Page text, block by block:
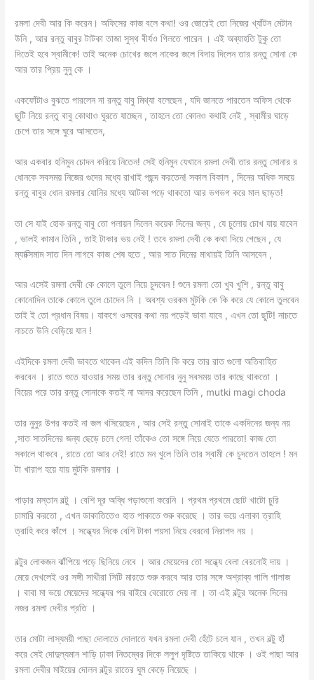
রমলা দেবী আর কি করেন। অফিসের কাজ বলে কথা! ওর জোরেই তো নিজের খ্যাঁটন মেটান
উনি , আর রন্তু বাবুর টাটকা তাজা সুস্থ বীর্যও গিলতে পারেন । এই অব্যাহতি টুকু তো
দিতেই হবে স্বামীকে! তাই অনেক চোখের জলে নাকের জলে বিদায় দিলেন তার রন্তু সোনা কে
আর তার প্রিয় নুনু কে ।
একফোঁটাও বুঝতে পারলেন না রন্তু বাবু মিথ্যা বলেছেন , যদি জানতে পারতেন অফিস থেকে
ছুটি নিয়ে রন্তু বাবু কোথাও ঘুরতে যাচ্ছেন , তাহলে তো কোনও কথাই নেই , স্বামীর ঘাড়ে
চেপে তার সঙ্গে ঘুরে আসতেন,
আর একবার হনিমুন চোদন করিয়ে নিতেন! সেই হনিমুন যেখানে রমলা দেবী তার রন্তু সোনার র
ধোনকে সবসময় নিজের গুদের মধ্যে রাখাই পছন্দ করতেন! সকাল বিকাল , দিনের অধিক সময়ে
রন্তু বাবুর ধোন রমলার যোনির মধ্যে আটকা পড়ে থাকতো আর ভগভগ করে মাল ছাড়ত!
তা সে যাই হোক রন্তু বাবু তো পলায়ন দিলেন কয়েক দিনের জন্য , যে চুলোয় চোখ যায় যাবেন
, ভালই কামান তিনি , তাই টাকার ভয় নেই ! তবে রমলা দেবী কে কথা দিয়ে গেছেন , যে
ম্যাক্সিমাম সাত দিন লাগবে কাজ শেষ হতে , আর সাত দিনের মাথায়ই তিনি আসবেন ,
আর এসেই রমলা দেবী কে কোলে তুলে নিয়ে চুদবেন ! শুনে রমলা তো খুব খুশি , রন্তু বাবু
কোনোদিন তাকে কোলে তুলে চোদেন নি । অবশ্য ওরকম মুটকি কে কি করে যে কোলে তুলবেন
তাই ই তো প্রধান বিষয়। যাকগে ওসবের কথা নয় পড়েই ভাবা যাবে , এখন তো ছুটি! নাচতে
নাচতে উনি বেড়িয়ে যান !
এইদিকে রমলা দেবী ভাবতে থাকেন এই কদিন তিনি কি করে তার রাত গুলো অতিবাহিত
করবেন । রাতে শুতে যাওয়ার সময় তার রন্তু সোনার নুনু সবসময় তার কাছে থাকতো ।
বিয়ের পরে তার রন্তু সোনাকে কতই না আদর করেছেন তিনি , mutki magi choda
তার নুনুর উপর কতই না জল খসিয়েছেন , আর সেই রন্তু সোনাই তাকে একদিনের জন্য নয়
,সাত সাতদিনের জন্য ছেড়ে চলে গেল! তাঁকেও তো সঙ্গে নিয়ে যেতে পারতো! কাজ তো
সকালে থাকবে , রাতে তো আর নেই! রাতে মন খুলে তিনি তার স্বামী কে চুদতেন তাহলে ! মন
টা খারাপ হয়ে যায় মুটকি রমলার ।
পাড়ার মস্তান বল্টু । বেশি দূর অব্ধি পড়াশুনো করেনি । প্রথম প্রথমে ছোট খাটো চুরি
চামারি করতো , এখন ডাকাতিতেও হাত পাকাতে শুরু করেছে । তার ভয়ে এলাকা ত্রাহি
ত্রাহি করে কাঁপে । সন্ধ্যের দিকে বেশি টাকা পয়সা নিয়ে বেরনো নিরাপদ নয় ।
বল্টুর লোকজন ঝাঁপিয়ে পড়ে ছিনিয়ে নেবে । আর মেয়েদের তো সন্ধ্যে বেলা বেরনোই দায় ।
মেয়ে দেখলেই ওর সঙ্গী সাথীরা সিটি মারতে শুরু করবে আর তার সঙ্গে অশ্রাব্য গালি গালাজ
। বাবা মা ভয়ে মেয়েদের সন্ধ্যের পর বাইরে বেরোতে দেয় না । তা এই বল্টুর অনেক দিনের
নজর রমলা দেবীর প্রতি ।
তার মোটা লাস্যময়ী পাছা দোলাতে দোলাতে যখন রমলা দেবী হেঁটে চলে যান , তখন বল্টু হাঁ
করে সেই দোদুল্যমান শাড়ি ঢাকা নিতম্বের দিকে ললুপ দৃষ্টিতে তাকিয়ে থাকে । ওই পাছা আর
রমলা দেবীর মাইয়ের দোলন বল্টুর রাতের ঘুম কেড়ে নিয়েছে ।